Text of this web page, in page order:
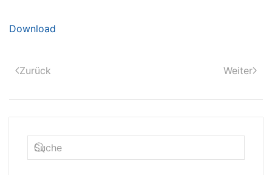
Download
Zurück Weiter